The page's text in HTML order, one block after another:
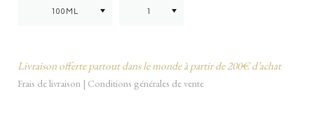
Livraison offerte partout dans le monde à partir de 200€ d’achat
Frais de livraison | Conditions générales de vente